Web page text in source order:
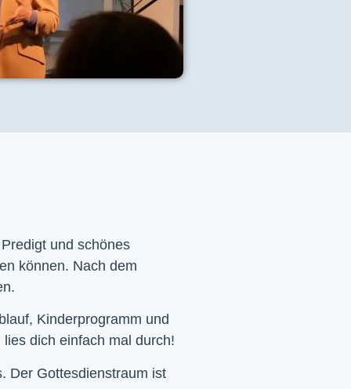
und schönes
können. Nach dem
Kinderprogramm und
dich einfach mal durch!
Der Gottesdienstraum ist